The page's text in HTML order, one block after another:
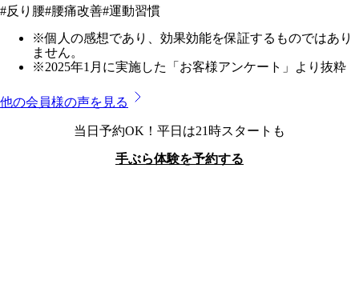
#反り腰#腰痛改善#運動習慣
※個人の感想であり、効果効能を保証するものではあり
ません。
※2025年1月に実施した「お客様アンケート」より抜粋
他の会員様の声を見る
当日予約OK！平日は21時スタートも
手ぶら体験を予約する